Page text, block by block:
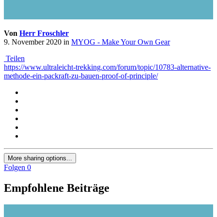
Von Herr Froschler
9. November 2020 in MYOG - Make Your Own Gear
Teilen
https://www.ultraleicht-trekking.com/forum/topic/10783-alternative-
methode-ein-packraft-zu-bauen-proof-of-principle/
More sharing options...
Folgen 0
Empfohlene Beiträge